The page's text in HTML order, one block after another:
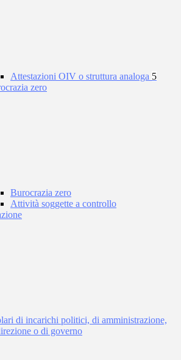
Attestazioni OIV o struttura analoga 5
zero
Burocrazia zero
Attività soggette a controllo
di incarichi politici, di amministrazione,
o di governo